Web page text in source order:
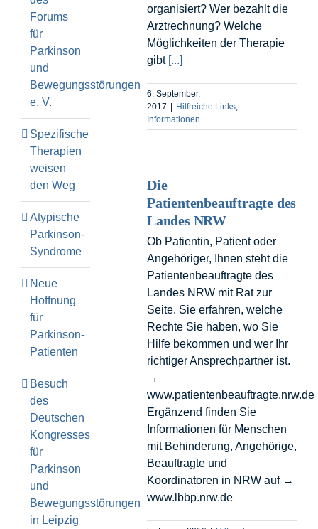
organisiert? Wer bezahlt die
Arztrechnung? Welche
Möglichkeiten der Therapie
gibt [...]
6. September,
2017
Hilfreiche Links,
Informationen
Die
Patientenbeauftragte des
Landes NRW
Ob Patientin, Patient oder
Angehöriger, Ihnen steht die
Patientenbeauftragte des
Landes NRW mit Rat zur
Seite. Sie erfahren, welche
Rechte Sie haben, wo Sie
Hilfe bekommen und wer Ihr
richtiger Ansprechpartner ist.
→
www.patientenbeauftragte.nrw.de
Ergänzend finden Sie
Informationen für Menschen
mit Behinderung, Angehörige,
Beauftragte und
Koordinatoren in NRW auf →
www.lbbp.nrw.de
Forums
für
Parkinson
und
Bewegungsstörungen
e. V.
Spezifische
Therapien
weisen
den Weg
Atypische
Parkinson-
Syndrome
Neue
Hoffnung
für
Parkinson-
Patienten
Besuch
des
Deutschen
Kongresses
für
Parkinson
und
Bewegungsstörungen
in Leipzig